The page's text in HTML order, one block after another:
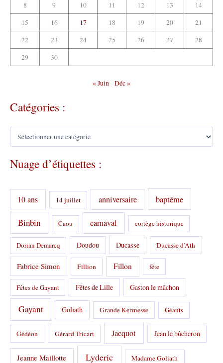
8
9 10 11 12 13
14
15
16 17 18 19 20
21
22
23 24 25 26 27
28
29
30
« Juin Déc »
Catégories :
C
é
g
r
e
Nuage d’étiquettes :
10 ans 14 juillet anniversaire baptême
Binbin Caou carnaval cortège historique
Dorian Demarcq Doudou Ducasse Ducasse d'Ath
Fabrice Simon Fillion Fillon fête
Fêtes de Gayant Fêtes de Lille Gaston le mâchon
Gayant Goliath Grande Kermesse Géants
Gédéon Gérard Tricart Jacquot Jean le bûcheron
Jeanne Maillotte Lyderic Madame Goliath